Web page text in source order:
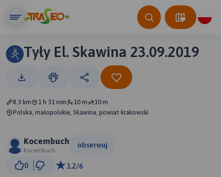
Tyły El. Skawina 23.09.2019
8.3 km 1 h 31 min 10 m
10 m
Polska, małopolskie, Skawina, powiat krakowski
Kocembuch
Kocembuch
obserwuj
0 1.2/6